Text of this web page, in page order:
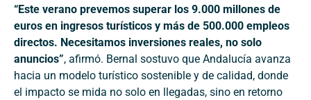
“Este verano prevemos superar los 9.000 millones de
euros en ingresos turísticos y más de 500.000 empleos
directos. Necesitamos inversiones reales, no solo
anuncios”, afirmó. Bernal sostuvo que Andalucía avanza
hacia un modelo turístico sostenible y de calidad, donde
el impacto se mida no solo en llegadas, sino en retorno